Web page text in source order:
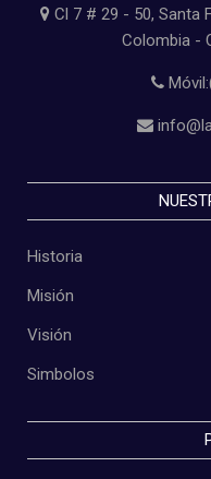
Cl 7 # 29 - 50, Santa
Colombia -
Historia
Misión
Visión
Simbolos